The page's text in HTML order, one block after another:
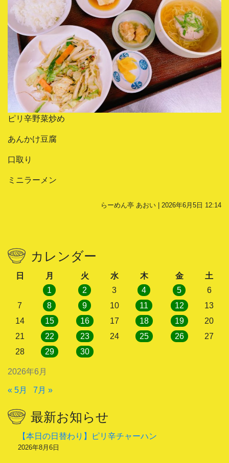
ピリ辛野菜炒め
あんかけ豆腐
口取り
ミニラーメン
らーめん亭 あおい | 2026年6月5日 12:14
カレンダー
2026年6月
日 月 火 水 木 金
土
1
2 3 4 5
6
7
8 9 10 11 12
13
14
15 16 17 18 19
20
21
22 23 24 25 26
27
28
29 30
« 5月 7月 »
最新お知らせ
【本日の日替わり】ピリ辛チャーハン
2026年8月6日